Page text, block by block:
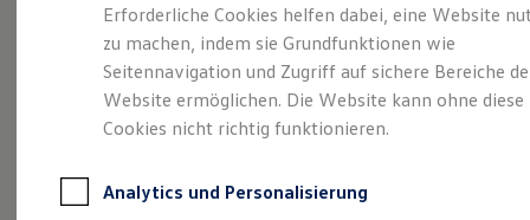
Leasing
Leasing-Angebote
Gebrauchtwagen Leasing
Junge Gebrauchtwagen-Leasing
Elektroauto Leasing
Kleinwagen-Leasing
Leasing ohne Anzahlung
Autokredit mit Schlussrate
Versicherungen und Garantien
Voll im Leben.
Vollelektrisch. Der
ID.3
Erforderliche Cookies helfen dabei, eine Website
zu machen, indem sie Grundfunktionen wie
Seitennavigation und Zugriff auf sichere Bereiche
Website ermöglichen. Die Website kann ohne diese
Cookies nicht richtig funktionieren.
Analytics und Personalisierung